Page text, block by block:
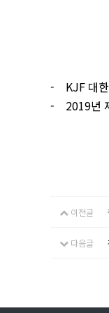
- KJF 대
- 2019년
이전글
다음글